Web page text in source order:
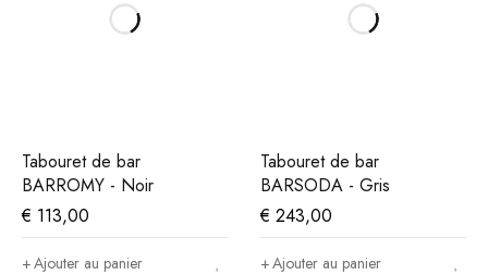
Tabouret de bar
BARROMY - Noir
€ 113,00
Ajouter au panier
Tabouret de bar
BARSODA - Gris
€ 243,00
Ajouter au panier